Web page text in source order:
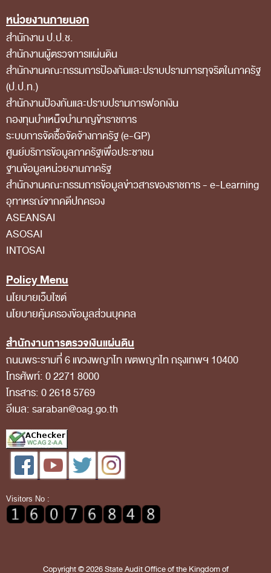
คลังความรู้
กฎหมายที่เกี่ยวข้อง
แนวทางการปฏิบัติงานตรวจสอบ
บทความ/เอกสารเผยแพร่
ภาพกิจกรรม
อินโฟกราฟิก
ตอบข้อสอบถามของหน่วยรับตรวจ
รู้รักษ์เงินแผ่นดินกับ สตง.
สื่อวีดิทิศน์
วีดิทัศน์เกี่ยวกับ สตง.
สตง.ขอบอก
รู้จัก สตง. กับน้องออดิต
คำถามที่พบบ่อย
คำวินิจฉัยความผิดวินัยการเงินการคลัง
ดาวน์โหลด
หน่วยงานภายนอก
สำนักงาน ป.ป.ช.
สำนักงานผู้ตรวจการแผ่นดิน
สำนักงานคณะกรรมการป้องกันและปราบปรามการทุจริตในภาครัฐ
(ป.ป.ท.)
สำนักงานป้องกันและปราบปรามการฟอกเงิน
กองทุนบำเหน็จบำนาญข้าราชการ
ระบบการจัดซื้อจัดจ้างภาครัฐ (e-GP)
ศูนย์บริการข้อมูลภาครัฐเพื่อประชาชน
ฐานข้อมูลหน่วยงานภาครัฐ
สํานักงานคณะกรรมการข้อมูลข่าวสารของราชการ - e-Learning
อุทาหรณ์จากคดีปกครอง
ASEANSAI
ASOSAI
INTOSAI
Policy Menu
นโยบายเว็บไซต์
นโยบายคุ้มครองข้อมูลส่วนบุคคล
สำนักงานการตรวจเงินแผ่นดิน
ถนนพระรามที่ 6 แขวงพญาไท เขตพญาไท กรุงเทพฯ 10400
โทรศัพท์: 0 2271 8000
โทรสาร: 0 2618 5769
อีเมล: saraban@oag.go.th
Visitors No :
Copyright © 2026 State Audit Office of the Kingdom of